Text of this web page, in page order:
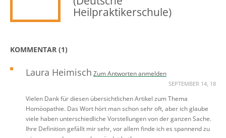
Heilpraktikerschule)
KOMMENTAR (1)
Laura Heimisch Zum Antworten anmelden
SEPTEMBER 14, 18
Vielen Dank für diesen übersichtlichen Artikel zum Thema
Homöopathie. Das Wort hört man schon sehr oft, aber ich glaube
viele haben unterschiedliche Vorstellungen von der ganzen Sache.
Ihre Definition gefällt mir sehr, vor allem finde ich es spannend zu